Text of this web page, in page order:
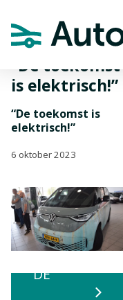
“De toekomst
is elektrisch!”
“De toekomst is
elektrisch!”
6 oktober 2023
BEKIJK
DE